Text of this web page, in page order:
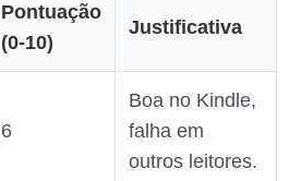
Pontuação
(0‑10)
Justificativa
6
Boa no Kindle,
falha em
outros leitores.